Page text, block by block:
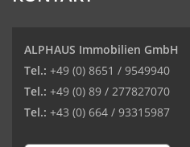
ALPHAUS Immobilien GmbH
Tel.: +49 (0) 8651 / 9549940
Tel.: +49 (0) 89 / 277827070
Tel.: +43 (0) 664 / 93315987